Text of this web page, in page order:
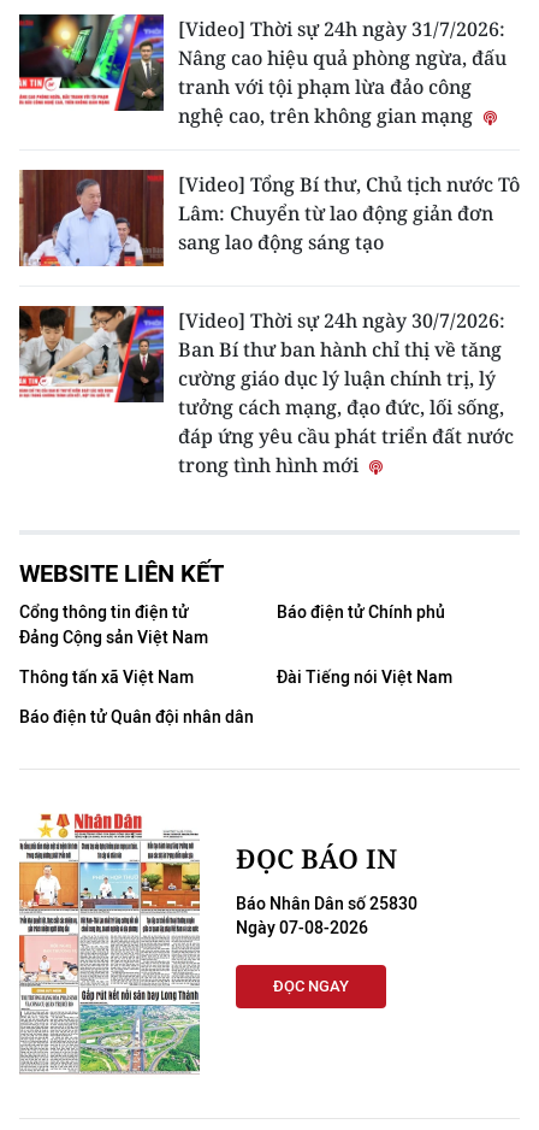
[Video] Thời sự 24h ngày 31/7/2026:
Nâng cao hiệu quả phòng ngừa, đấu
tranh với tội phạm lừa đảo công
nghệ cao, trên không gian mạng
[Video] Tổng Bí thư, Chủ tịch nước Tô
Lâm: Chuyển từ lao động giản đơn
sang lao động sáng tạo
[Video] Thời sự 24h ngày 30/7/2026:
Ban Bí thư ban hành chỉ thị về tăng
cường giáo dục lý luận chính trị, lý
tưởng cách mạng, đạo đức, lối sống,
đáp ứng yêu cầu phát triển đất nước
trong tình hình mới
WEBSITE LIÊN KẾT
Cổng thông tin điện tử
Đảng Cộng sản Việt Nam
Báo điện tử Chính phủ
Thông tấn xã Việt Nam
Đài Tiếng nói Việt Nam
Báo điện tử Quân đội nhân dân
ĐỌC BÁO IN
Báo Nhân Dân số 25830
Ngày 07-08-2026
ĐỌC NGAY